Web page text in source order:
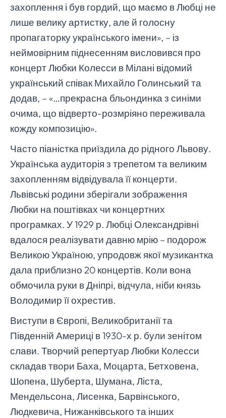
захоплення і був гордий, що маємо в Любці не
лише велику артистку, але й голосну
пропагаторку українського імени», – із
неймовірним піднесенням висловився про
концерт Любки Колесси в Мілані відомий
український співак Михайло Голинський та
додав, – «…прекрасна бльондинка з синіми
очима, що відверто-розмріяно переживала
кожду композицію».
Часто піаністка приїздила до рідного Львову.
Українська аудиторія з трепетом та великим
захопленням відвідувала її концерти.
Львівські родини зберігали зображення
Любки на поштівках чи концертних
програмках. У 1929 р. Любці Олександрівні
вдалося реалізувати давню мрію – подорож
Великою Україною, упродовж якої музикантка
дала приблизно 20 концертів. Коли вона
обмочила руки в Дніпрі, відчула, ніби князь
Володимир її охрестив.
Виступи в Європі, Великобританії та
Південній Америці в 1930-х р. були зенітом
слави. Творчий репертуар Любки Колесси
складав твори Баха, Моцарта, Бетховена,
Шопена, Шуберта, Шумана, Ліста,
Мендельсона, Лисенка, Барвінського,
Людкевича, Нижанківського та інших